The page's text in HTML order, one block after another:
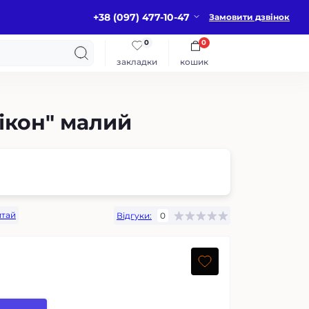
+38 (097) 477-10-47 Замовити дзвінок
закладки
0
кошик
0
малий
Відгуки: 0